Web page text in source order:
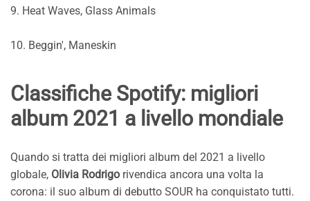
9. Heat Waves, Glass Animals
10. Beggin', Maneskin
Classifiche Spotify: migliori
album 2021 a livello mondiale
Quando si tratta dei migliori album del 2021 a livello
globale, Olivia Rodrigo rivendica ancora una volta la
corona: il suo album di debutto SOUR ha conquistato tutti.